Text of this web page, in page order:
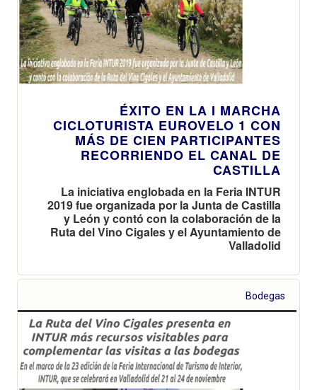
ÉXITO EN LA I MARCHA
CICLOTURISTA EUROVELO 1 CON
MÁS DE CIEN PARTICIPANTES
RECORRIENDO EL CANAL DE
CASTILLA
La iniciativa englobada en la Feria INTUR
2019 fue organizada por la Junta de Castilla
y León y contó con la colaboración de la
Ruta del Vino Cigales y el Ayuntamiento de
Valladolid
Bodegas